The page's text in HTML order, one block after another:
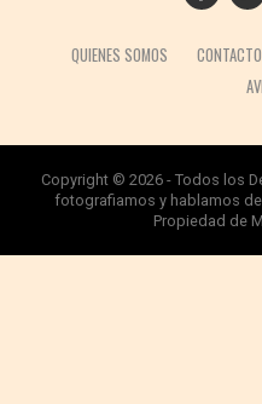
QUIENES SOMOS CONTACTO
Copyright © 2026 - Todos los
fotografiamos y hablamos
Propiedad de